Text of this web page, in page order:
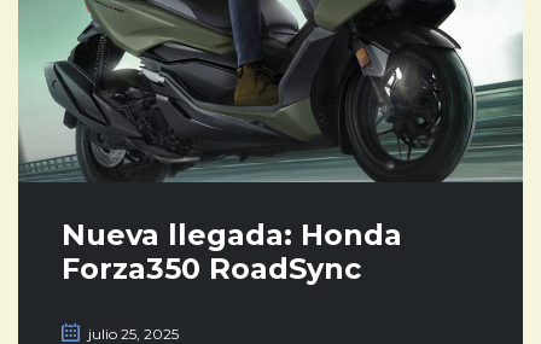
Nueva llegada: Honda
Forza350 RoadSync
julio 25, 2025